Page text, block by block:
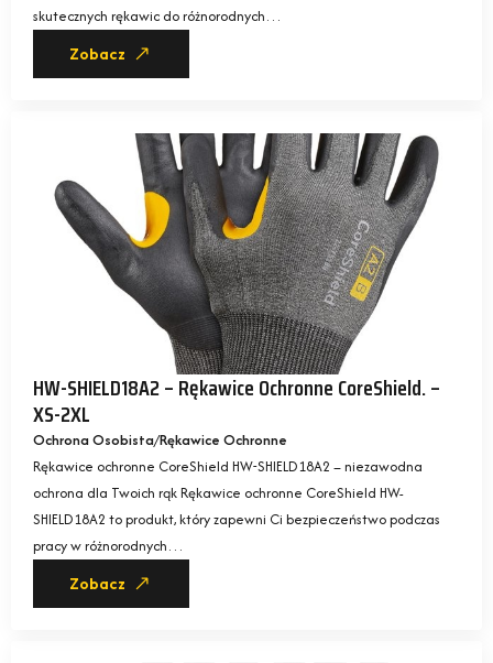
skutecznych rękawic do różnorodnych…
Zobacz
HW-SHIELD18A2 – Rękawice Ochronne CoreShield. –
XS-2XL
Ochrona Osobista Rękawice Ochronne
Rękawice ochronne CoreShield HW-SHIELD18A2 – niezawodna
ochrona dla Twoich rąk Rękawice ochronne CoreShield HW-
SHIELD18A2 to produkt, który zapewni Ci bezpieczeństwo podczas
pracy w różnorodnych…
Zobacz